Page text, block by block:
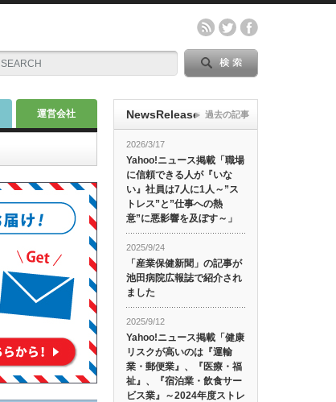
運営会社 NewsRelease
2026/3/17
Yahoo!ニュース掲載「職場
に信頼できる人が『いな
い』社員は7人に1人～”ス
トレス”と”仕事への熱
意”に悪影響を及ぼす～」
2025/9/24
「産業保健新聞」の記事が
池田病院広報誌で紹介され
ました
2025/9/12
Yahoo!ニュース掲載「健康
リスクが高いのは『運輸
業・郵便業』、『医療・福
祉』、『宿泊業・飲食サー
ビス業』～2024年度ストレ
過去の記事